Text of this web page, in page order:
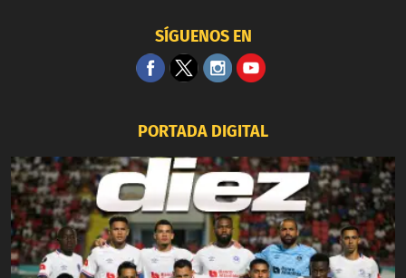
SÍGUENOS EN
PORTADA DIGITAL